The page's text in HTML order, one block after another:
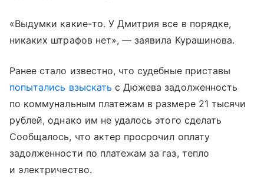
«Выдумки какие-то. У Дмитрия все в порядке,
никаких штрафов нет», — заявила Курашинова.
Ранее стало известно, что судебные приставы
попытались взыскать с Дюжева задолженность
по коммунальным платежам в размере 21 тысячи
рублей, однако им не удалось этого сделать
Сообщалось, что актер просрочил оплату
задолженности по платежам за газ, тепло
и электричество.